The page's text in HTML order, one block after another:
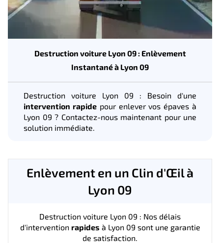
Destruction voiture Lyon 09 : Enlèvement
Instantané à Lyon 09
Destruction voiture Lyon 09 : Besoin d'une
intervention rapidepour enlever vos épaves à
Lyon 09 ? Contactez-nous maintenant pour une
solution immédiate.
Enlèvement en un Clin d'Œil à
Lyon 09
Destruction voiture Lyon 09 : Nos délais
d'intervention rapides à Lyon 09 sont une garantie
de satisfaction.